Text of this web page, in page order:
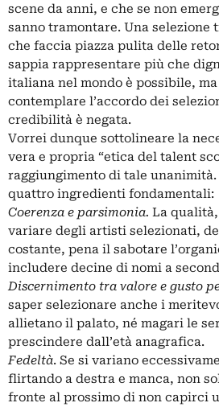
scene da anni, e che se non
sanno tramontare. Una selezione
che faccia piazza pulita delle
sappia rappresentare più che
italiana nel mondo è possibile,
contemplare l’accordo dei
credibilità è negata.
Vorrei dunque sottolineare la
vera e propria “etica del talent
raggiungimento di tale unanimità.
quattro ingredienti fondamentali:
Coerenza e parsimonia. La
variare degli artisti selezionati,
costante, pena il sabotare
includere decine di nomi a
Discernimento tra valore e gusto
saper selezionare anche i
allietano il palato, né magari le
prescindere dall’età anagrafica.
Fedeltà. Se si variano
flirtando a destra e manca, non
fronte al prossimo di non capirci